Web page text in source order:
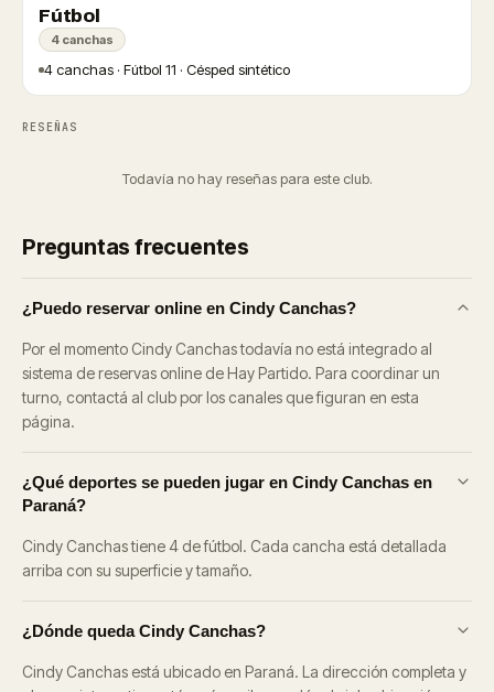
Fútbol
4 canchas
4 canchas · Fútbol 11 · Césped sintético
RESEÑAS
Todavía no hay reseñas para este club.
Preguntas frecuentes
¿Puedo reservar online en Cindy Canchas?
Por el momento Cindy Canchas todavía no está integrado al
sistema de reservas online de Hay Partido. Para coordinar un
turno, contactá al club por los canales que figuran en esta
página.
¿Qué deportes se pueden jugar en Cindy Canchas en
Paraná?
Cindy Canchas tiene 4 de fútbol. Cada cancha está detallada
arriba con su superficie y tamaño.
¿Dónde queda Cindy Canchas?
Cindy Canchas está ubicado en Paraná. La dirección completa y